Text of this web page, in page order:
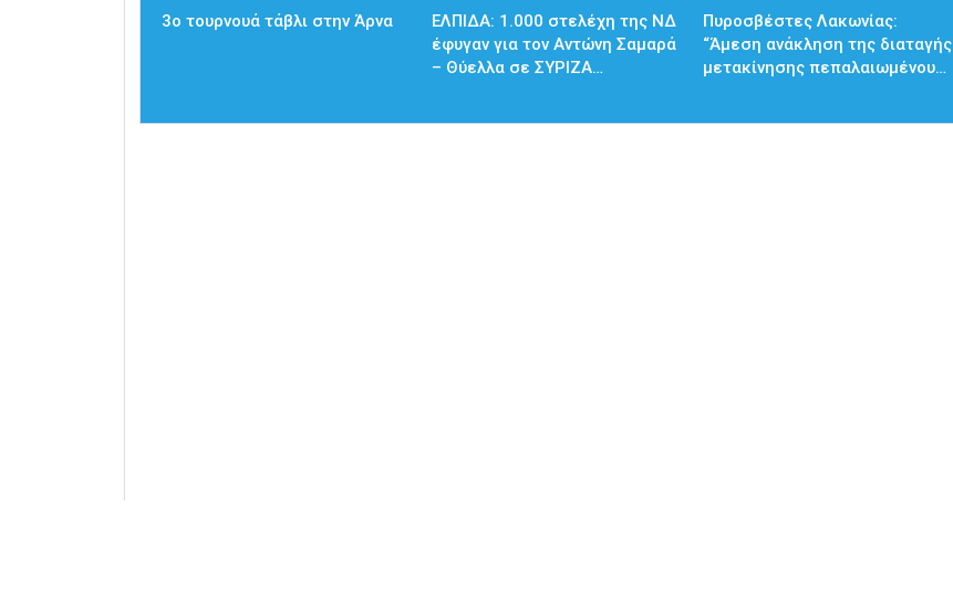
3ο τουρνουά τάβλι στην Άρνα
ΕΛΠΙΔΑ: 1.000 στελέχη της ΝΔ
έφυγαν για τον Αντώνη Σαμαρά
– Θύελλα σε ΣΥΡΙΖΑ…
Πυροσβέστες Λακωνίας:
“Άμεση ανάκληση της διαταγής
μετακίνησης πεπαλαιωμένου…